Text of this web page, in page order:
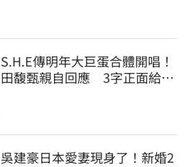
S.H.E傳明年大巨蛋合體開唱！
田馥甄親自回應 3字正面給答
吳建豪日本愛妻現身了！新婚2